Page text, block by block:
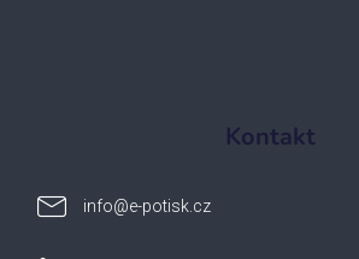
Kontakt
info@e-potisk.cz